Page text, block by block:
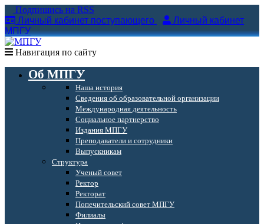
Подпишись на RSS
Личный кабинет поступающего
Личный кабинет
МПГУ
Навигация по сайту
Об МПГУ
Наша история
Сведения об образовательной организации
Международная деятельность
Социальное партнерство
Издания МПГУ
Преподаватели и сотрудники
Выпускникам
Структура
Ученый совет
Ректор
Ректорат
Попечительский совет МПГУ
Филиалы